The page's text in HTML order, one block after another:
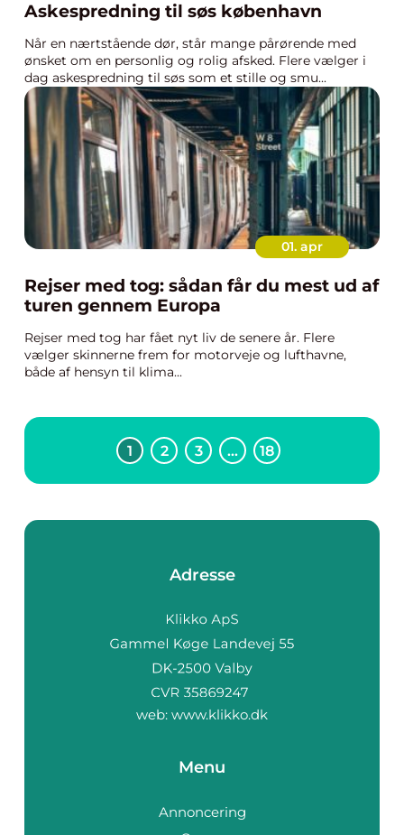
Askespredning til søs københavn
Når en nærtstående dør, står mange pårørende med
ønsket om en personlig og rolig afsked. Flere vælger i
dag askespredning til søs som et stille og smu...
01. apr
Rejser med tog: sådan får du mest ud af
turen gennem Europa
Rejser med tog har fået nyt liv de senere år. Flere
vælger skinnerne frem for motorveje og lufthavne,
både af hensyn til klima...
1 2 3 … 18
Adresse
web: www.klikko.dk
Menu
Annoncering